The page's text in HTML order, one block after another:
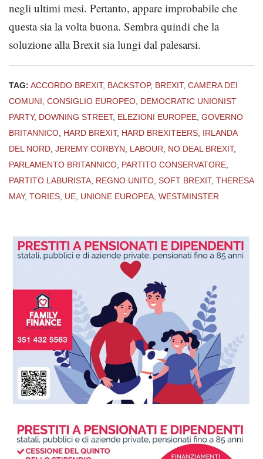
negli ultimi mesi. Pertanto, appare improbabile che
questa sia la volta buona. Sembra quindi che la
soluzione alla Brexit sia lungi dal palesarsi.
TAG: ACCORDO BREXIT, BACKSTOP, BREXIT, CAMERA DEI
COMUNI CONSIGLIO EUROPEO DEMOCRATIC UNIONIST
PARTY, DOWNING STREET, ELEZIONI EUROPEE GOVERNO
BRITANNICO HARD BREXIT, HARD BREXITEERS IRLANDA
DEL NORD JEREMY CORBYN LABOUR NO DEAL BREXIT,
PARLAMENTO BRITANNICO PARTITO CONSERVATORE
PARTITO LABURISTA REGNO UNITO SOFT BREXIT, THERESA
MAY, TORIES UE UNIONE EUROPEA WESTMINSTER